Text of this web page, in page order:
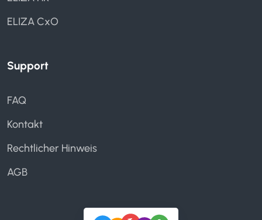
ELIZA CxO
Support
FAQ
Kontakt
Rechtlicher Hinweis
AGB